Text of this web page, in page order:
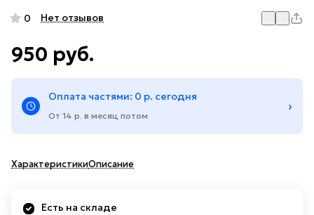
0 Нет отзывов
950 руб.
Оплата частями: 0 р. сегодня
От 14 р. в месяц потом
›
ХарактеристикиОписание
Есть на складе